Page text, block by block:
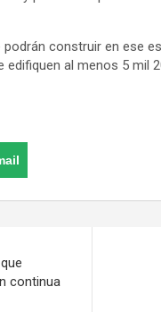
construir en ese
al menos 5 mil
continua